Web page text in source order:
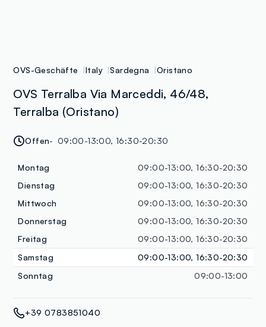
OVS-Geschäfte Italy Sardegna Oristano
OVS Terralba Via Marceddi, 46/48,
Terralba (Oristano)
Offen 09:00-13:00, 16:30-20:30
Montag
09:00-13:00, 16:30-20:30
Dienstag
09:00-13:00, 16:30-20:30
Mittwoch
09:00-13:00, 16:30-20:30
Donnerstag
09:00-13:00, 16:30-20:30
Freitag
09:00-13:00, 16:30-20:30
Samstag
09:00-13:00, 16:30-20:30
Sonntag
09:00-13:00
+39 0783851040